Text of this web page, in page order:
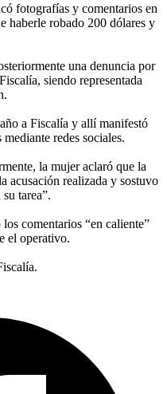
fotografías y comentarios en
haberle robado 200 dólares y
una denuncia por
siendo representada
a Fiscalía y allí manifestó
redes sociales.
la mujer aclaró que la
acusación realizada y sostuvo
tarea”.
comentarios “en caliente”
el operativo.